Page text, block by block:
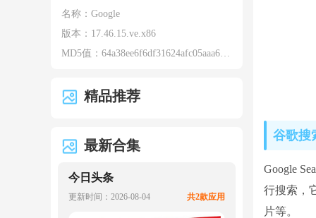
名称： Google
版本： 17.46.15.ve.x86
MD5值： 64a38ee6f6df31624afc05aaa6090e8b
精品推荐
最新合集
今日头条
更新时间：2026-08-04 共2款应用
谷歌搜
Google
行搜索，
片等。